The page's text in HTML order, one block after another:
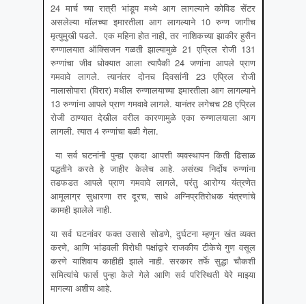
24 मार्च च्या रात्री भांडूप मध्ये आग लागल्याने कोविड सेंटर
असलेल्या मॉलच्या इमारतीला आग लागल्याने 10 रुग्ण जागीच
मृत्युमुखी पडले. एक महिना होत नाही, तर नाशिकच्या झाकीर हुसैन
रुग्णालयात ऑक्सिजन गळती झाल्यामुळे 21 एप्रिल रोजी 131
रुग्णांचा जीव धोक्यात आला त्यापैकी 24 जणांना आपले प्राण
गमवावे लागले. त्यानंतर दोनच दिवसांनी 23 एप्रिल रोजी
नालासोपारा (विरार) मधील रुग्णालयाच्या इमारतीला आग लागल्याने
13 रुग्णांना आपले प्राण गमवावे लागले. यानंतर लगेचच 28 एप्रिल
रोजी ठाण्यात देखील वरील कारणामुळे एका रुग्णालयाला आग
लागली. त्यात 4 रुग्णांचा बळी गेला.
या सर्व घटनांनी पुन्हा एकदा आपत्ती व्यवस्थापन किती ढिसाळ
पद्धतीने करते हे जाहीर केलेच आहे. असंख्य निर्दोष रुग्णांना
तडफडत आपले प्राण गमवावे लागले, परंतु आरोग्य यंत्रणेत
आमूलाग्र सुधारणा तर दूरच, साधे अग्निप्रतिरोधक यंत्रणांचे
कामही झालेले नाही.
या सर्व घटनांवर फक्त उसासे सोडणे, दुर्घटना म्हणून खंत व्यक्त
करणे, आणि भांडवली विरोधी पक्षांद्वारे राजकीय टीकेचे गुण वसूल
करणे याशिवाय काहीही झाले नाही. सरकार तर्फे सुद्धा चौकशी
समित्यांचे फार्स पुन्हा केले गेले आणि सर्व परिस्थिती येरे माझ्या
मागल्या अशीच आहे.